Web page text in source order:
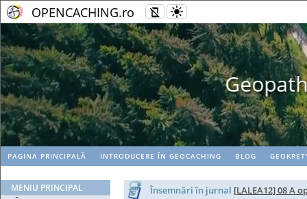
OPENCACHING.ro
Geopaths -
PAGINA PRINCIPALĂ INTRODUCERE ÎN GEOCACHING BLOG
MENIU PRINCIPAL
Însemnări în jurnal [LALEA12] 08 A